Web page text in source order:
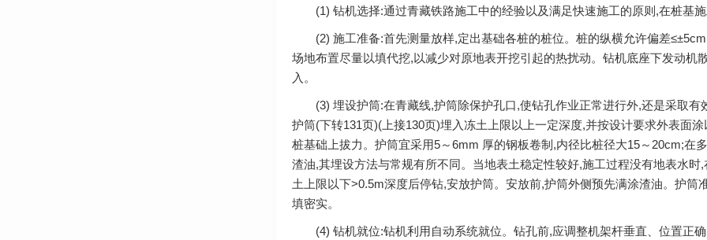
(1) 钻机选择:通过青藏铁路施工中的经验以及满足快速施工的原则,在桩基施
(2) 施工准备:首先测量放样,定出基础各桩的桩位。桩的纵横允许偏差
场地布置尽量以填代挖,以减少对原地表开挖引起的热扰动。钻机底座下发动
入。
(3) 埋设护筒:在青藏线,护筒除保护孔口,使钻孔作业正常进行外,还是采取有
护筒(下转131页)(上接130页)埋入冻土上限以上一定深度,并按设计要求外表面
桩基础上拔力。护筒宜采用5～6mm 厚的钢板卷制,内径比桩径大15～20cm;在
渣油,其埋设方法与常规有所不同。当地表土稳定性较好,施工过程没有地表水
土上限以下>0.5m深度后停钻,安放护筒。安放前,护筒外侧预先满涂渣油。护
填密实。
(4) 钻机就位:钻机利用自动系统就位。钻孔前,应调整机架杆垂直、位置正确,